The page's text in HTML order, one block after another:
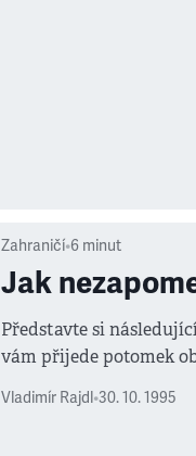
Zahraničí•6 minut
Jak
Představte si
vám přijede potomek
že se Německo ze své
Vladimír Rajdl •30. 10. 1995